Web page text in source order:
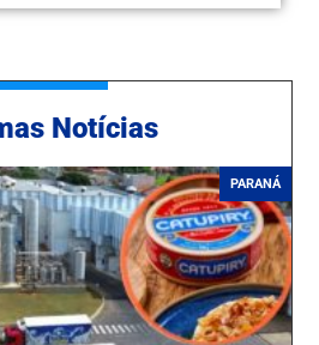
Notícias
PARANÁ